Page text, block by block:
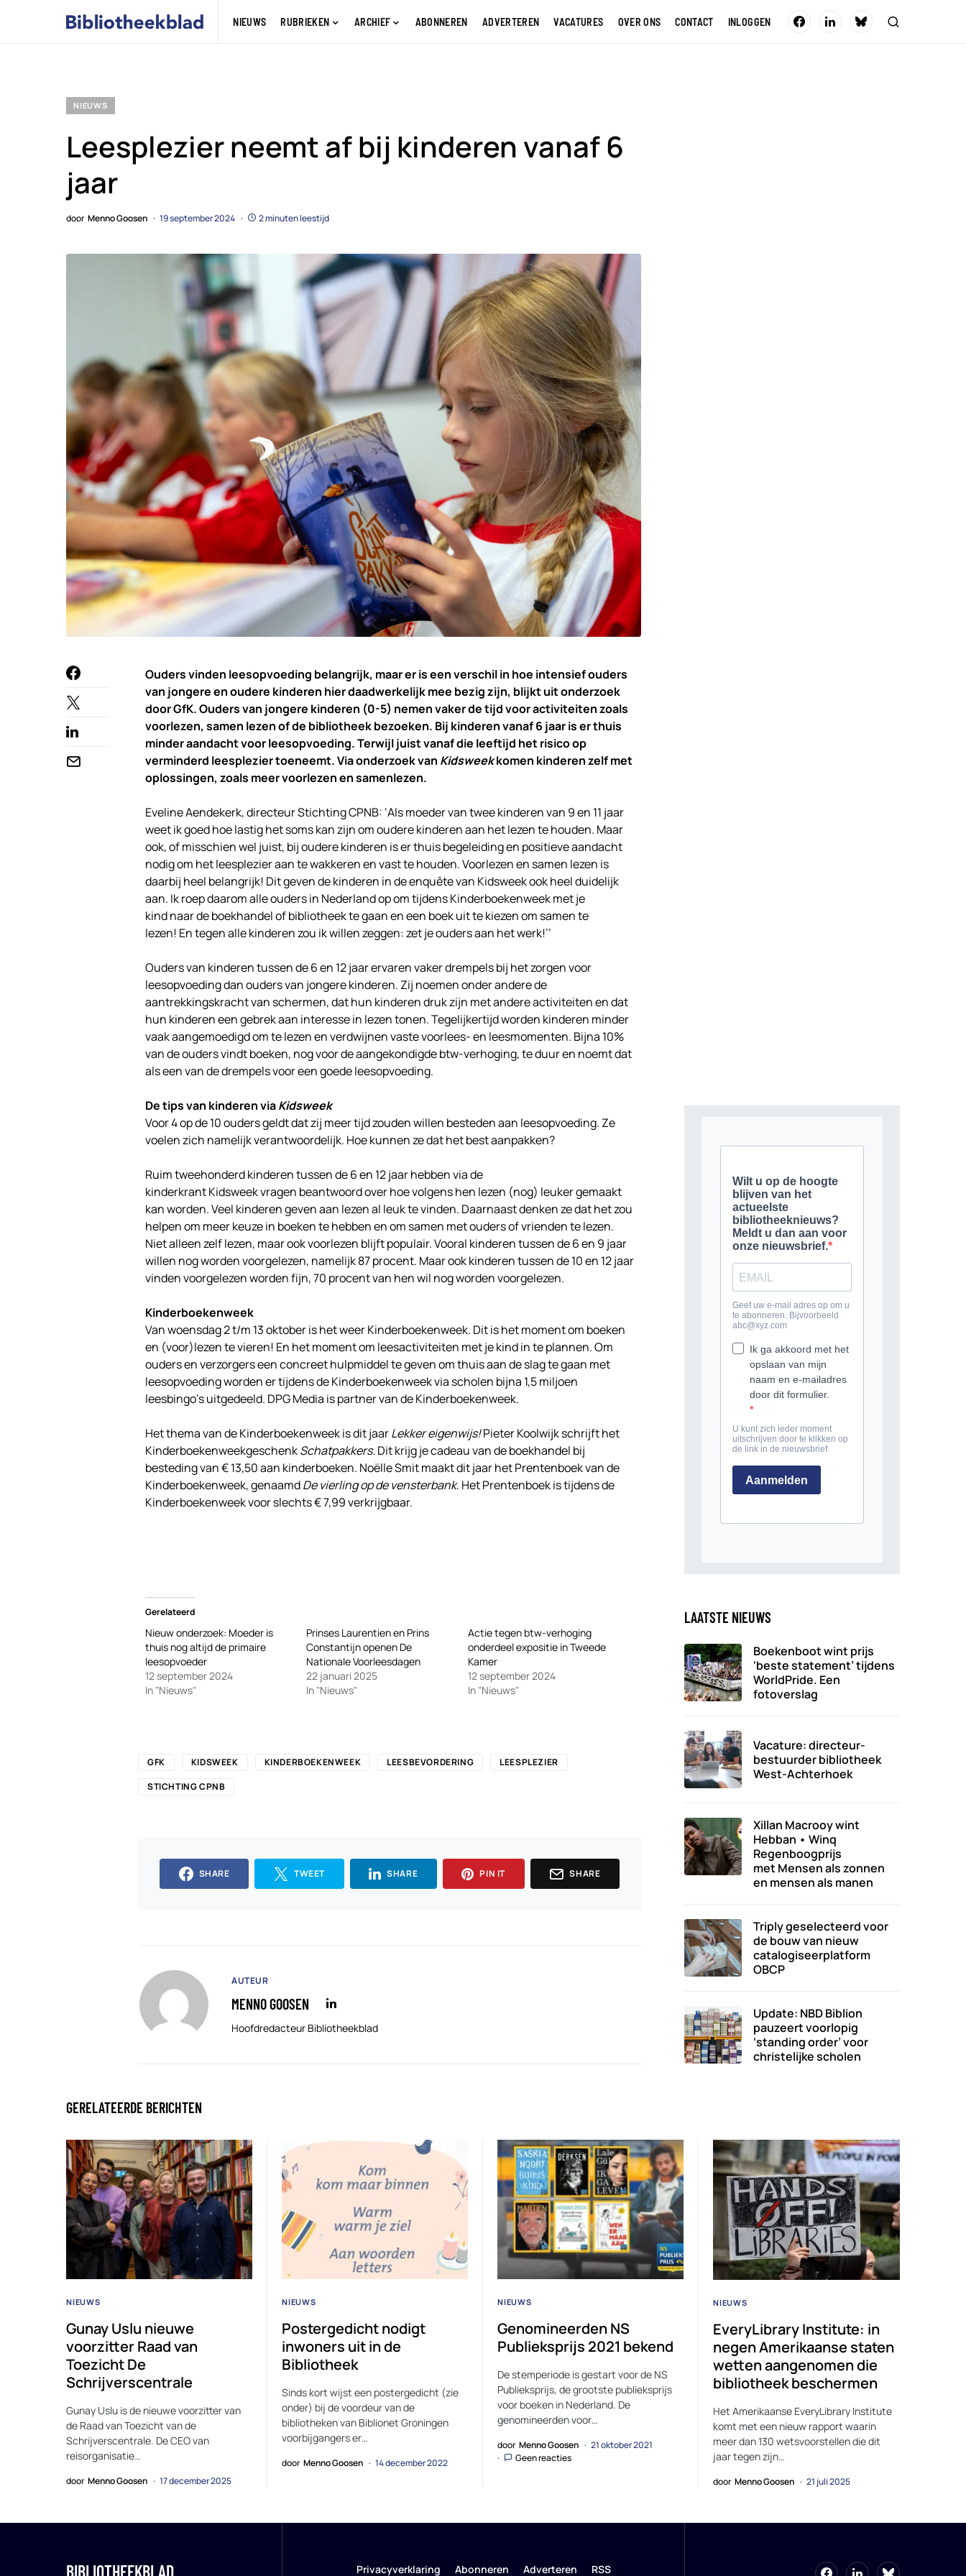
NIEUWS RUBRIEKEN ARCHIEF ABONNEREN ADVERTEREN VACATURES OVER ONS CONTACT INLOGGEN
NIEUWS
Leesplezier neemt af bij kinderen vanaf 6
jaar
door Menno Goosen 19 september 2024 2 minuten leestijd
Ouders vinden leesopvoeding belangrijk, maar er is een verschil in hoe intensief ouders
van jongere en oudere kinderen hier daadwerkelijk mee bezig zijn, blijkt uit onderzoek
door GfK. Ouders van jongere kinderen (0-5) nemen vaker de tijd voor activiteiten zoals
voorlezen, samen lezen of de bibliotheek bezoeken. Bij kinderen vanaf 6 jaar is er thuis
minder aandacht voor leesopvoeding. Terwijl juist vanaf die leeftijd het risico op
verminderd leesplezier toeneemt. Via onderzoek van Kidsweekkomen kinderen zelf met
oplossingen, zoals meer voorlezen en samenlezen.
Eveline Aendekerk, directeur Stichting CPNB: ‘Als moeder van twee kinderen van 9 en 11 jaar
weet ik goed hoe lastig het soms kan zijn om oudere kinderen aan het lezen te houden. Maar
ook, of misschien wel juist, bij oudere kinderen is er thuis begeleiding en positieve aandacht
nodig om het leesplezier aan te wakkeren en vast te houden. Voorlezen en samen lezen is
daarbij heel belangrijk! Dit geven de kinderen in de enquête van Kidsweek ook heel duidelijk
aan. Ik roep daarom alle ouders in Nederland op om tijdens Kinderboekenweek met je
kind naar de boekhandel of bibliotheek te gaan en een boek uit te kiezen om samen te
lezen! En tegen alle kinderen zou ik willen zeggen: zet je ouders aan het werk!’’
Ouders van kinderen tussen de 6 en 12 jaar ervaren vaker drempels bij het zorgen voor
leesopvoeding dan ouders van jongere kinderen. Zij noemen onder andere de
aantrekkingskracht van schermen, dat hun kinderen druk zijn met andere activiteiten en dat
hun kinderen een gebrek aan interesse in lezen tonen. Tegelijkertijd worden kinderen minder
vaak aangemoedigd om te lezen en verdwijnen vaste voorlees- en leesmomenten. Bijna 10%
van de ouders vindt boeken, nog voor de aangekondigde btw-verhoging, te duur en noemt dat
als een van de drempels voor een goede leesopvoeding.
De tips van kinderen viaKidsweek
Voor 4 op de 10 ouders geldt dat zij meer tijd zouden willen besteden aan leesopvoeding. Ze
voelen zich namelijk verantwoordelijk. Hoe kunnen ze dat het best aanpakken?
Ruim tweehonderd kinderen tussen de 6 en 12 jaar hebben via de
kinderkrant Kidsweek vragen beantwoord over hoe volgens hen lezen (nog) leuker gemaakt
kan worden. Veel kinderen geven aan lezen al leuk te vinden. Daarnaast denken ze dat het zou
helpen om meer keuze in boeken te hebben en om samen met ouders of vrienden te lezen.
Niet alleen zelf lezen, maar ook voorlezen blijft populair. Vooral kinderen tussen de 6 en 9 jaar
willen nog worden voorgelezen, namelijk 87 procent. Maar ook kinderen tussen de 10 en 12 jaar
vinden voorgelezen worden fijn, 70 procent van hen wil nog worden voorgelezen.
Kinderboekenweek
Van woensdag 2 t/m 13 oktober is het weer Kinderboekenweek. Dit is het moment om boeken
en (voor)lezen te vieren! En het moment om leesactiviteiten met je kind in te plannen. Om
ouders en verzorgers een concreet hulpmiddel te geven om thuis aan de slag te gaan met
leesopvoeding worden er tijdens de Kinderboekenweek via scholen bijna 1,5 miljoen
leesbingo’s uitgedeeld. DPG Media is partner van de Kinderboekenweek.
Het thema van de Kinderboekenweek is dit jaarLekker eigenwijs!Pieter Koolwijk schrijft het
KinderboekenweekgeschenkSchatpakkers. Dit krijg je cadeau van de boekhandel bij
besteding van € 13,50 aan kinderboeken. Noëlle Smit maakt dit jaar het Prentenboek van de
Kinderboekenweek, genaamdDe vierling op de vensterbank. Het Prentenboek is tijdens de
Kinderboekenweek voor slechts € 7,99 verkrijgbaar.
Gerelateerd
Nieuw onderzoek: Moeder is
thuis nog altijd de primaire
leesopvoeder
12 september 2024
In "Nieuws"
Prinses Laurentien en Prins
Constantijn openen De
Nationale Voorleesdagen
22 januari 2025
In "Nieuws"
Actie tegen btw-verhoging
onderdeel expositie in Tweede
Kamer
12 september 2024
In "Nieuws"
GFK KIDSWEEK KINDERBOEKENWEEK LEESBEVORDERING
LEESPLEZIER
STICHTING CPNB
SHARE TWEET SHARE PIN IT SHARE
AUTEUR
MENNO GOOSEN
Hoofdredacteur Bibliotheekblad
LAATSTE NIEUWS
Boekenboot wint prijs
‘beste statement’ tijdens
WorldPride. Een
fotoverslag
Vacature: directeur-
bestuurder bibliotheek
West-Achterhoek
Xillan Macrooy wint
Hebban • Winq
Regenboogprijs
met Mensen als zonnen
en mensen als manen
Triply geselecteerd voor
de bouw van nieuw
catalogiseerplatform
OBCP
Update: NBD Biblion
pauzeert voorlopig
‘standing order’ voor
christelijke scholen
GERELATEERDE BERICHTEN
NIEUWS
Gunay Uslu nieuwe
voorzitter Raad van
Toezicht De
Schrijverscentrale
Gunay Uslu is de nieuwe voorzitter van
de Raad van Toezicht van de
Schrijverscentrale. De CEO van
reisorganisatie…
door Menno Goosen 17 december 2025
NIEUWS
Postergedicht nodigt
inwoners uit in de
Bibliotheek
Sinds kort wijst een postergedicht (zie
onder) bij de voordeur van de
bibliotheken van Biblionet Groningen
voorbijgangers er…
door Menno Goosen 14 december 2022
NIEUWS
Genomineerden NS
Publieksprijs 2021 bekend
De stemperiode is gestart voor de NS
Publieksprijs, de grootste publieksprijs
voor boeken in Nederland. De
genomineerden voor…
door Menno Goosen
21 oktober 2021
Geen reacties
NIEUWS
EveryLibrary Institute: in
negen Amerikaanse staten
wetten aangenomen die
bibliotheek beschermen
Het Amerikaanse EveryLibrary Institute
komt met een nieuw rapport waarin
meer dan 130 wetsvoorstellen die dit
jaar tegen zijn…
door Menno Goosen 21 juli 2025
BIBLIOTHEEKBLAD Privacyverklaring Abonneren Adverteren RSS